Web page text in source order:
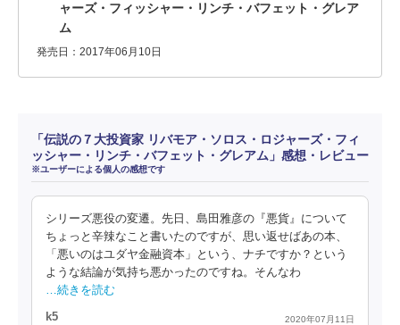
ャーズ・フィッシャー・リンチ・バフェット・グレア
ム
発売日：2017年06月10日
「伝説の７大投資家 リバモア・ソロス・ロジャーズ・フィ
ッシャー・リンチ・バフェット・グレアム」感想・レビュー
※ユーザーによる個人の感想です
シリーズ悪役の変遷。先日、島田雅彦の『悪貨』について
ちょっと辛辣なこと書いたのですが、思い返せばあの本、
「悪いのはユダヤ金融資本」という、ナチですか？という
ような結論が気持ち悪かったのですね。そんなわ
…続きを読む
k5 2020年07月11日